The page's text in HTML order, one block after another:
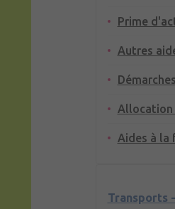
Prime
Autres
Allocation
Aides à la
Transports